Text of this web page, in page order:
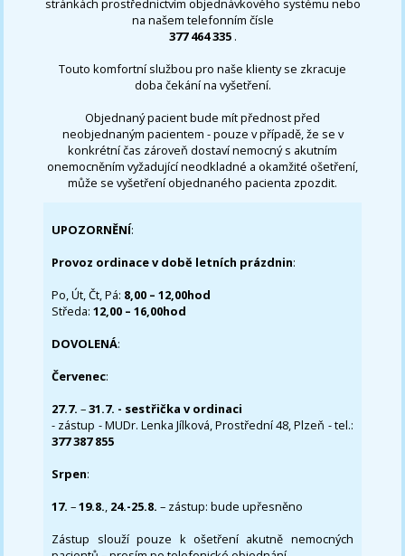
stránkách prostřednictvím objednávkového systému nebo
na našem telefonním čísle
377 464 335 .
Touto komfortní službou pro naše klienty se zkracuje
doba čekání na vyšetření.
Objednaný pacient bude mít přednost před
neobjednaným pacientem - pouze v případě, že se v
konkrétní čas zároveň dostaví nemocný s akutním
onemocněním vyžadující neodkladné a okamžité ošetření,
může se vyšetření objednaného pacienta zpozdit.
UPOZORNĚNÍ:
Provoz ordinace v době letních prázdnin:
Po, Út, Čt, Pá: 8,00 – 12,00hod
Středa:12,00 – 16,00hod
DOVOLENÁ:
Červenec:
27.7.–31.7. - sestřička v ordinaci
- zástup - MUDr. Lenka Jílková, Prostřední 48, Plzeň - tel.:
377 387 855
Srpen:
17. –19.8., 24.-25.8. – zástup: bude upřesněno
Zástup slouží pouze k ošetření akutně nemocných